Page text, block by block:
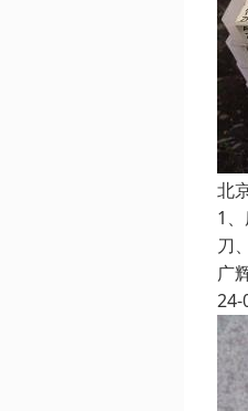
北
1
刀
广
24-